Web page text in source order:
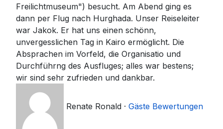
Freilichtmuseum") besucht. Am Abend ging es
dann per Flug nach Hurghada. Unser Reiseleiter
war Jakok. Er hat uns einen schönn,
unvergesslichen Tag in Kairo ermöglicht. Die
Absprachen im Vorfeld, die Organisatio und
Durchführng des Ausfluges; alles war bestens;
wir sind sehr zufrieden und dankbar.
Renate Ronald · Gäste Bewertungen